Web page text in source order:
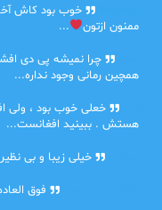
خوب بود کاش
ممنون ازتون
...
چرا نمیشه پی دی
همچین رمانی وجود نداره...
خعلی خوب بود ، ولی
هستش . ببینید افغانست...
خیلی زیبا و بی
فوق